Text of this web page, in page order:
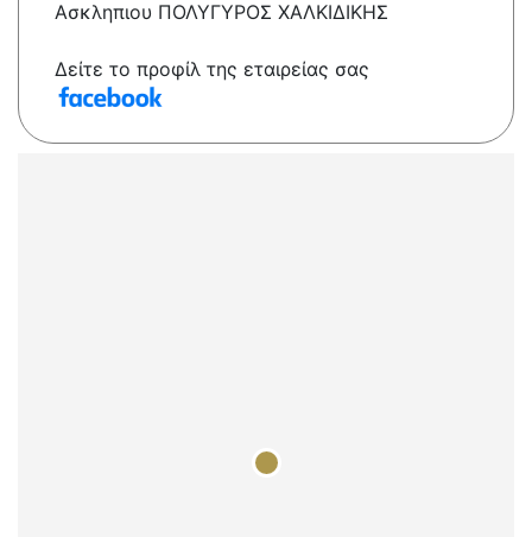
Ασκληπιου ΠΟΛΥΓΥΡΟΣ ΧΑΛΚΙΔΙΚΗΣ
Δείτε το προφίλ της εταιρείας σας